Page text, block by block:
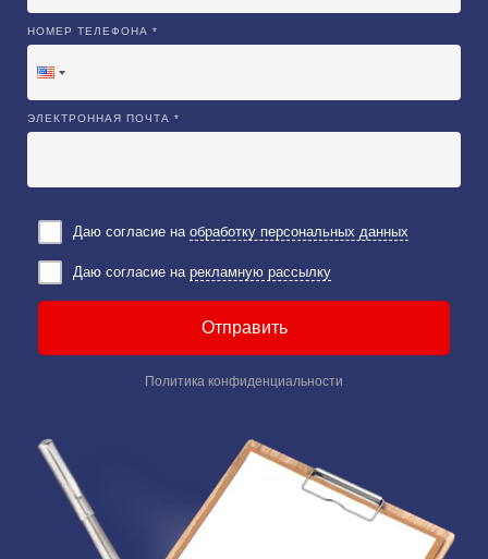
НОМЕР ТЕЛЕФОНА *
ЭЛЕКТРОННАЯ ПОЧТА *
Даю согласие на обработку персональных данных
Даю согласие на рекламную рассылку
Отправить
Политика конфиденциальности